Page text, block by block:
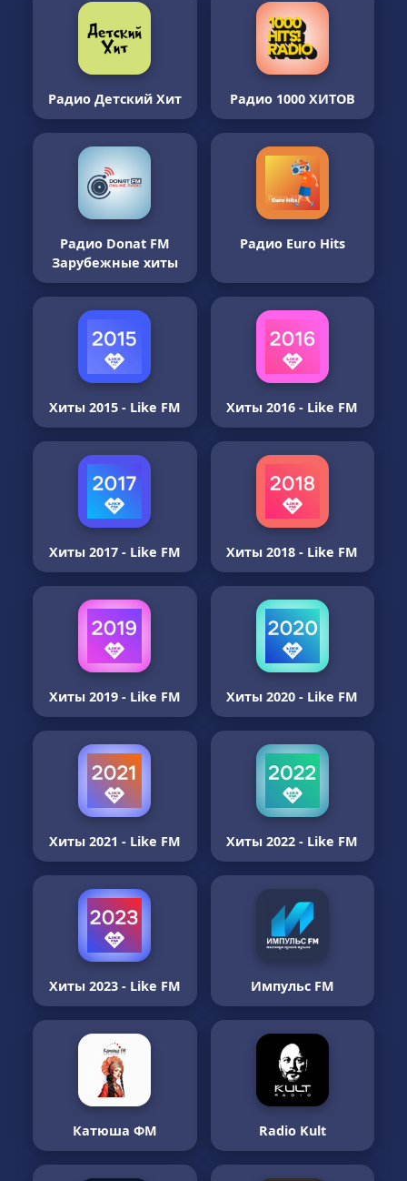
Радио Детский Хит Радио 1000 ХИТОВ
Радио Donat FM
Зарубежные хиты
Радио Euro Hits
Хиты 2015 - Like FM Хиты 2016 - Like FM
Хиты 2017 - Like FM Хиты 2018 - Like FM
Хиты 2019 - Like FM Хиты 2020 - Like FM
Хиты 2021 - Like FM Хиты 2022 - Like FM
Хиты 2023 - Like FM Импульс FM
Катюша ФМ Radio Kult